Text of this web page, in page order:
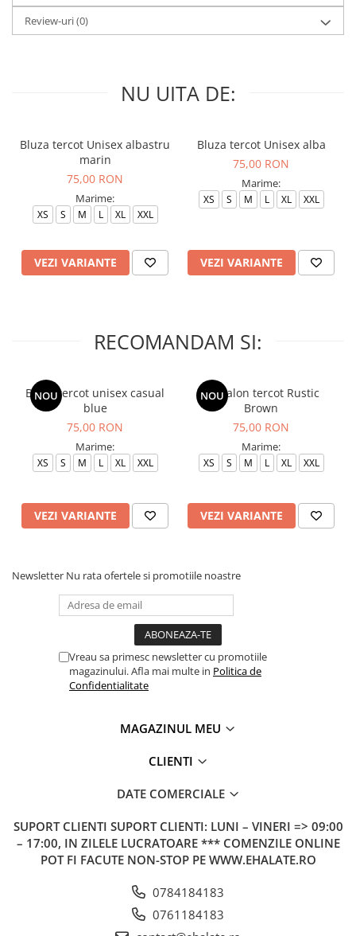
Review-uri(0)
NU UITA DE:
Bluza tercot Unisex albastru
marin
75,00 RON
Marime:
XS S M L XL XXL
VEZI VARIANTE
Bluza tercot Unisex alba
75,00 RON
Marime:
XS S M L XL XXL
VEZI VARIANTE
RECOMANDAM SI:
NOU
Bluza tercot unisex casual
blue
75,00 RON
Marime:
XS S M L XL XXL
VEZI VARIANTE
NOU
Pantalon tercot Rustic
Brown
75,00 RON
Marime:
XS S M L XL XXL
VEZI VARIANTE
Newsletter Nu rata ofertele si promotiile noastre
Vreau sa primesc newsletter cu promotiile
magazinului. Afla mai multe in Politica de
Confidentialitate
MAGAZINUL MEU
CLIENTI
DATE COMERCIALE
SUPORT CLIENTI SUPORT CLIENTI: LUNI – VINERI => 09:00
– 17:00, IN ZILELE LUCRATOARE *** COMENZILE ONLINE
POT FI FACUTE NON-STOP PE WWW.EHALATE.RO
0784184183
0761184183